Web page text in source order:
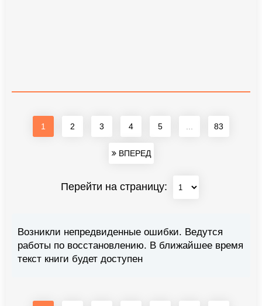
1 2 3 4 5 83
ВПЕРЕД
Перейти на страницу:
Возникли непредвиденные ошибки. Ведутся
работы по восстановлению. В ближайшее время
текст книги будет доступен